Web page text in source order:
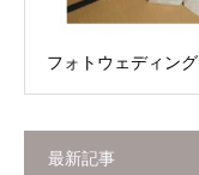
フォトウェディング
最新記事